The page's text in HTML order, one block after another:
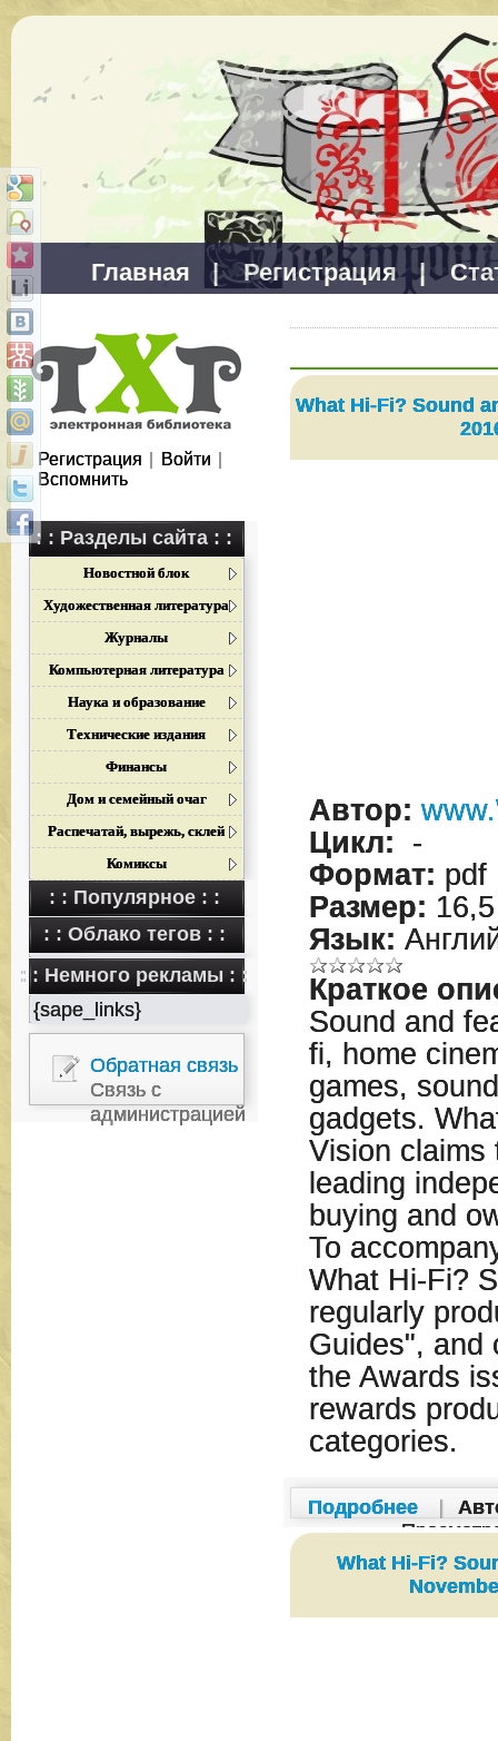
Главная | Регистрация |
Регистрация Войти
Вспомнить
: : Разделы сайта : :
Новостной блок
Художественная литература
Журналы
Компьютерная литература
Наука и образование
Технические издания
Финансы
Дом и семейный очаг
Распечатай, вырежь, склей
Комиксы
: : Популярное : :
: : Облако тегов : :
: : Немного рекламы : :
{sape_links}
Обратная связь
Связь с
администрацией
What Hi-Fi? Sound
Автор:
Цикл: -
Формат: pdf
Размер:
Язык:
Краткое
Sound and
fi, home
games,
gadgets.
Vision claims
leading
buying and
To
What Hi-Fi?
regularly
Guides", and
the Awards
rewards
categories.
Подробнее
What Hi-Fi?